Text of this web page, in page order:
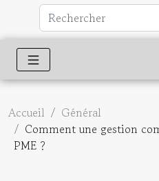
Accueil
Général
Comment une gestion
PME ?